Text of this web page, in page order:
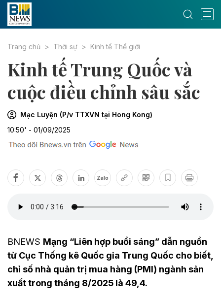
Trang chủ Thời sự Kinh tế Thế giới
Kinh tế Trung Quốc và
cuộc điều chỉnh sâu sắc
Mạc Luyện (P/v TTXVN tại Hong Kong)
10:50' - 01/09/2025
Zalo
BNEWS Mạng “Liên hợp buổi sáng” dẫn nguồn
từ Cục Thống kê Quốc gia Trung Quốc cho biết,
chỉ số nhà quản trị mua hàng (PMI) ngành sản
xuất trong tháng 8/2025 là 49,4.